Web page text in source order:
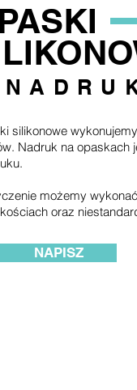
silikonowe
Nadruk na opaskach
możemy
oraz
NAPISZ